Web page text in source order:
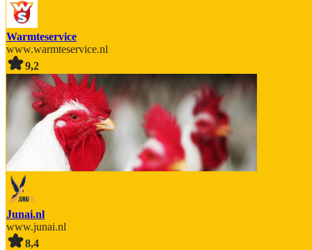
Warmteservice
www.warmteservice.nl
9,2
Junai.nl
www.junai.nl
8,4